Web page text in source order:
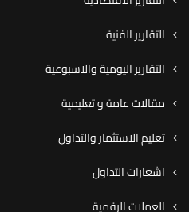
التقارير الفنية
التقارير اليومية والاسبوعية
مقالات عامة و تعليمية
تعليم الاستثمار والتداول
اشعارات التداول
العملات الرقمية